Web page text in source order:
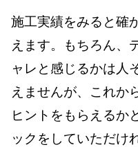
施工実績をみると確
えます。もちろん、
ャレと感じるかは人
えませんが、これか
ヒントをもらえるか
ックをしていただけ